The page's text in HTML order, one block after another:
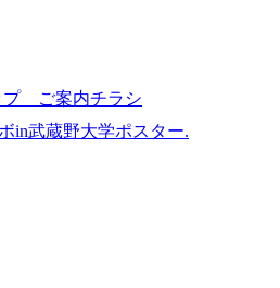
プ ご案内チラシ
in武蔵野大学ポスター.